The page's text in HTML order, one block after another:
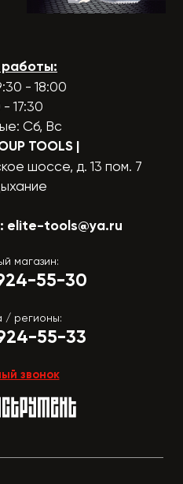
- 18:00
17:30
Сб, Вс
TOOLS |
шоссе, д. 13 пом. 7
elite-tools@ya.ru
магазин:
55-30
/ регионы:
55-33
звонок